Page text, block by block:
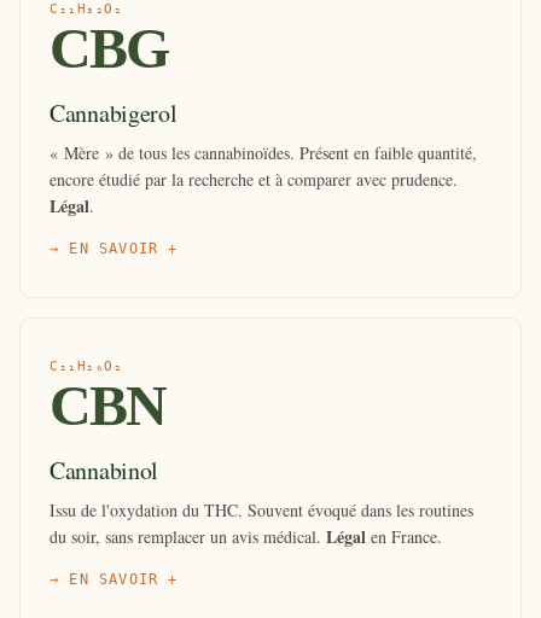
C₂₁H₃₂O₂
CBG
Cannabigerol
« Mère » de tous les cannabinoïdes. Présent en faible quantité,
encore étudié par la recherche et à comparer avec prudence.
Légal.
→ EN SAVOIR +
C₂₁H₂₆O₂
CBN
Cannabinol
Issu de l'oxydation du THC. Souvent évoqué dans les routines
du soir, sans remplacer un avis médical. Légal en France.
→ EN SAVOIR +